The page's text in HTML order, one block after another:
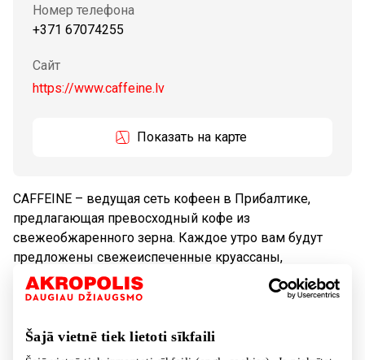
Šajā vietnē tiek lietoti sīkfaili
Номер телефона
+371 67074255
Сайт
https://www.caffeine.lv
Показать на карте
CAFFEINE – ведущая сеть кофеен в Прибалтике,
предлагающая превосходный кофе из
свежеобжаренного зерна. Каждое утро вам будут
предложены свежеиспеченные круассаны,
различные закуски и десерты..
Кафе Питание